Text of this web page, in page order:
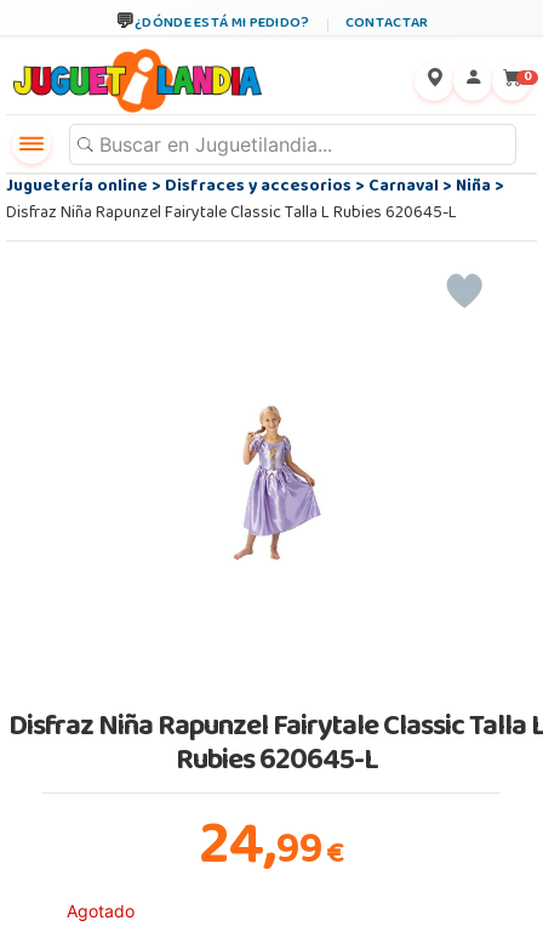
¿DÓNDE ESTÁ MI PEDIDO? CONTACTAR
0
Juguetería online>Disfraces y accesorios>Carnaval>Niña>
Disfraz Niña Rapunzel Fairytale Classic Talla L Rubies 620645-L
Disfraz Niña Rapunzel Fairytale Classic Talla
Rubies 620645-L
24,99€
Agotado